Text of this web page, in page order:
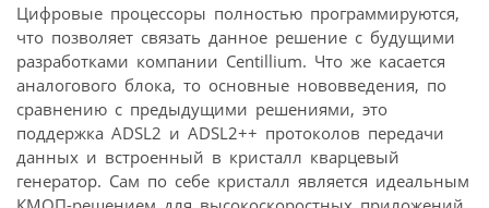
Цифровые процессоры полностью программируются,
что позволяет связать данное решение с будущими
разработками компании Centillium. Что же касается
аналогового блока, то основные нововведения, по
сравнению с предыдущими решениями, это
поддержка ADSL2 и ADSL2++ протоколов передачи
данных и встроенный в кристалл кварцевый
генератор. Сам по себе кристалл является идеальным